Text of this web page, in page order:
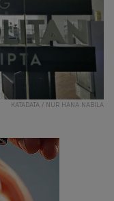
KATADATA / NUR HANA NABILA